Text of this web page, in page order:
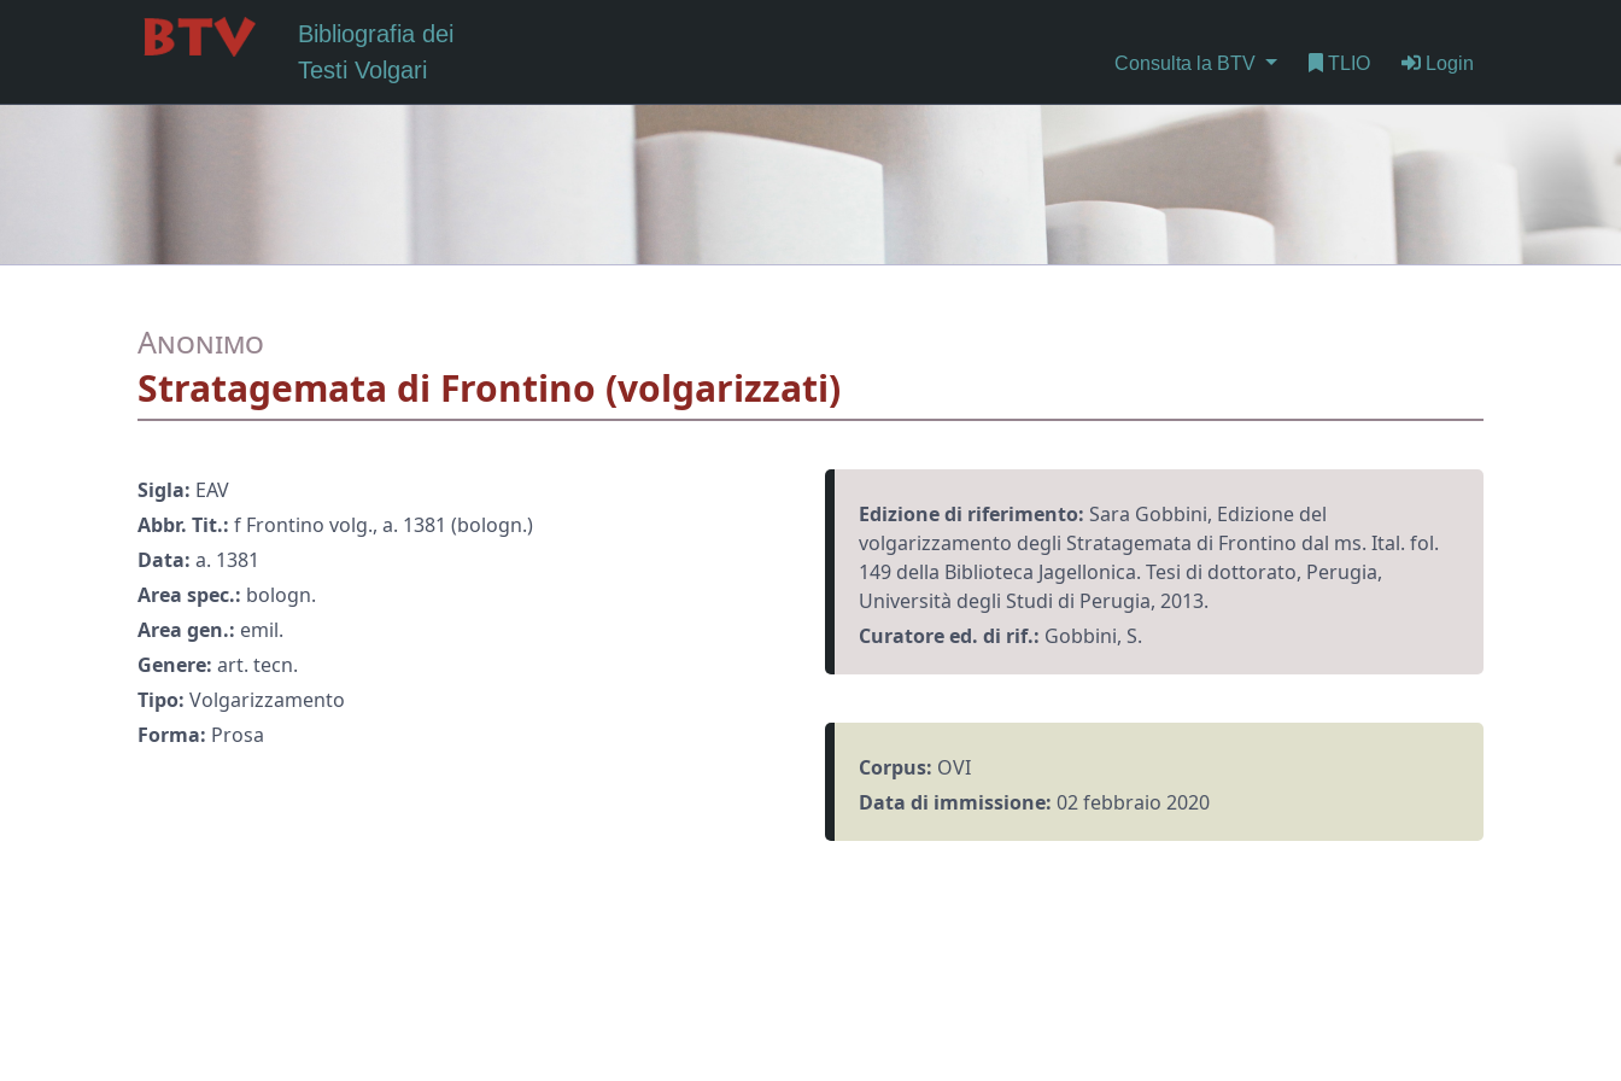
Bibliografia dei
Testi Volgari
Consulta la BTV TLIO Login
Anonimo
Stratagemata di Frontino (volgarizzati)
Sigla: EAV
Abbr. Tit.: f Frontino volg., a. 1381 (bologn.)
Data: a. 1381
Area spec.: bologn.
Area gen.: emil.
Genere: art. tecn.
Tipo: Volgarizzamento
Forma: Prosa
Edizione di riferimento: Sara Gobbini, Edizione del
volgarizzamento degli Stratagemata di Frontino dal ms. Ital. fol.
149 della Biblioteca Jagellonica. Tesi di dottorato, Perugia,
Università degli Studi di Perugia, 2013.
Curatore ed. di rif.: Gobbini, S.
Corpus: OVI
Data di immissione: 02 febbraio 2020